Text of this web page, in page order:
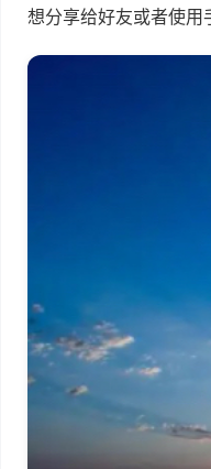
想分享给好友或者使用